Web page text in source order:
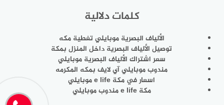
كلمات دلالية
الألياف البصرية موبايلي تغطية مكه
توصيل الألياف البصرية داخل المنزل بمكة
سعر اشتراك الألياف البصرية موبايلي
مندوب موبايلي آي لايف بمكه المكرمه
اسعار في مكة e life موبايلي
مكة e life مندوب موبايلي